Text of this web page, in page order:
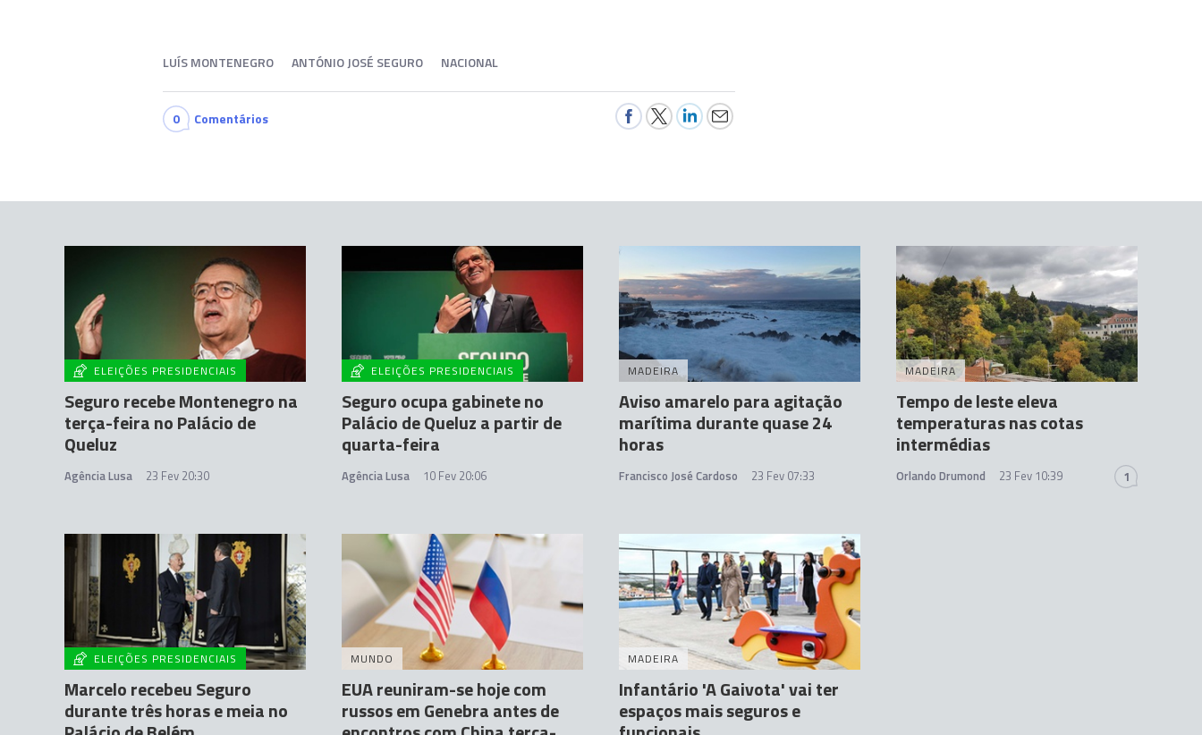
LUÍS MONTENEGRO ANTÓNIO JOSÉ SEGURO NACIONAL
0 Comentários
ELEIÇÕES PRESIDENCIAIS
Seguro recebe Montenegro na
terça-feira no Palácio de
Queluz
Agência Lusa 23 Fev 20:30
ELEIÇÕES PRESIDENCIAIS
Seguro ocupa gabinete no
Palácio de Queluz a partir de
quarta-feira
Agência Lusa 10 Fev 20:06
MADEIRA
Aviso amarelo para agitação
marítima durante quase 24
horas
Francisco José Cardoso 23 Fev 07:33
MADEIRA
Tempo de leste eleva
temperaturas nas cotas
intermédias
Orlando Drumond 23 Fev 10:39 1
ELEIÇÕES PRESIDENCIAIS
Marcelo recebeu Seguro
durante três horas e meia no
MUNDO
EUA reuniram-se hoje com
russos em Genebra antes de
MADEIRA
Infantário 'A Gaivota' vai ter
espaços mais seguros e